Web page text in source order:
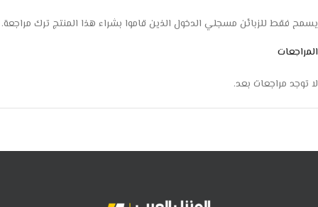
المراجعات
لا توجد مراجعات بعد.
يسمح فقط للزبائن مسجلي الدخول الذين قاموا بشراء هذا المنتج ترك مراجعة.